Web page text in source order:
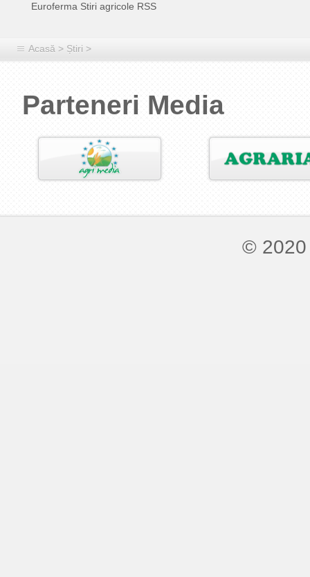
Euroferma Stiri agricole RSS
Acasă > Știri >
Parteneri Media
©